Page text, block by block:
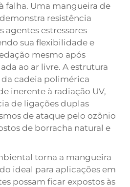
falha. Uma mangueira de
resistência
agentes estressores
sua flexibilidade e
mesmo após
ao ar livre. A estrutura
cadeia polimérica
inerente à radiação UV,
de ligações duplas
de ataque pelo ozônio
de borracha natural e
torna a mangueira
ideal para aplicações em
possam ficar expostos às